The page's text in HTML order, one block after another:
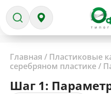
Главная / Пластиковые
серебряном пластике/
Шаг 1: